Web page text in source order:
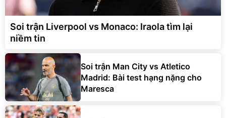
Soi trận Liverpool vs Monaco: Iraola tìm lại
niềm tin
Soi trận Man City vs Atletico
Madrid: Bài test hạng nặng cho
Maresca